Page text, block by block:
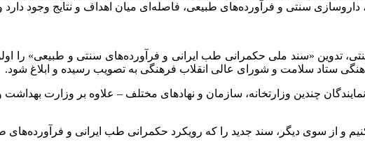
سنتی و فرآورده‌های طبیعی، فاصله‌ای میان اهداف و نتایج وجود دارد
تدوین «سند ملی حکمرانی طب ایرانی و فرآورده‌های سنتی و طبیعی» را
ستاد سلامت و شورای عالی انقلاب فرهنگی به تصویب رسیده و ابلاغ شود.
چندین وزارتخانه، سازمان و نهادهای مختلف – علاوه بر وزارت بهداشت
و از سوی دیگر، سند جدید را که رویکرد حکمرانی طب ایرانی و فرآورده‌های